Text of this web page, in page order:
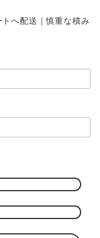
へ配送｜慎重な積み